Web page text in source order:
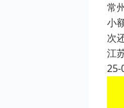
常
小
次
江
25-